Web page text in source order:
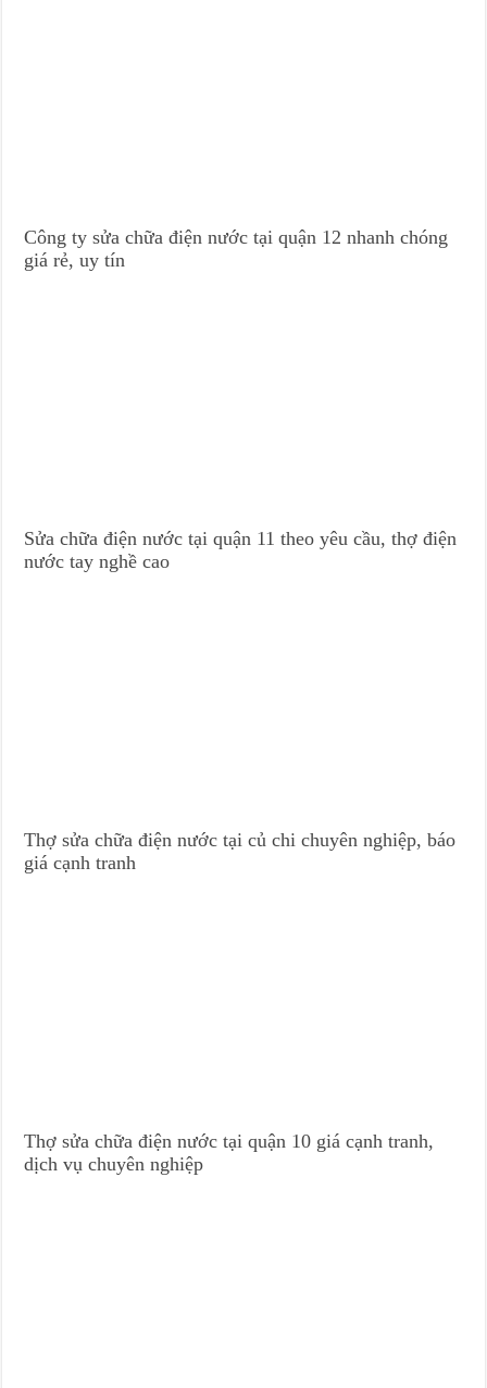
Công ty sửa chữa điện nước tại quận 12 nhanh chóng
giá rẻ, uy tín
Sửa chữa điện nước tại quận 11 theo yêu cầu, thợ điện
nước tay nghề cao
Thợ sửa chữa điện nước tại củ chi chuyên nghiệp, báo
giá cạnh tranh
Thợ sửa chữa điện nước tại quận 10 giá cạnh tranh,
dịch vụ chuyên nghiệp